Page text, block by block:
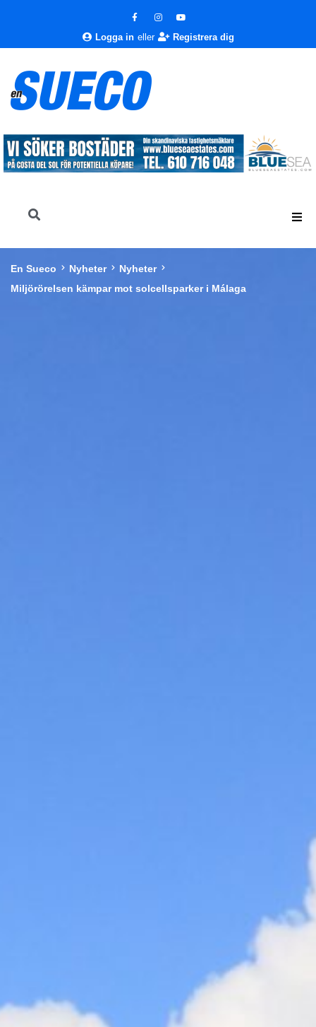
Logga in eller Registrera dig
En Sueco Nyheter
Nyheter
Miljörörelsen kämpar mot solcellsparker i Málaga